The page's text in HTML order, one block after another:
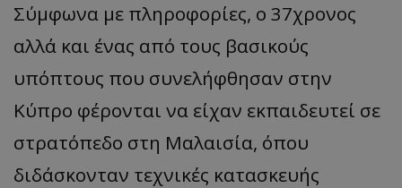
Σύμφωνα με πληροφορίες, ο 37χρονος
αλλά και ένας από τους βασικούς
υπόπτους που συνελήφθησαν στην
Κύπρο φέρονται να είχαν εκπαιδευτεί σε
στρατόπεδο στη Μαλαισία, όπου
διδάσκονταν τεχνικές κατασκευής